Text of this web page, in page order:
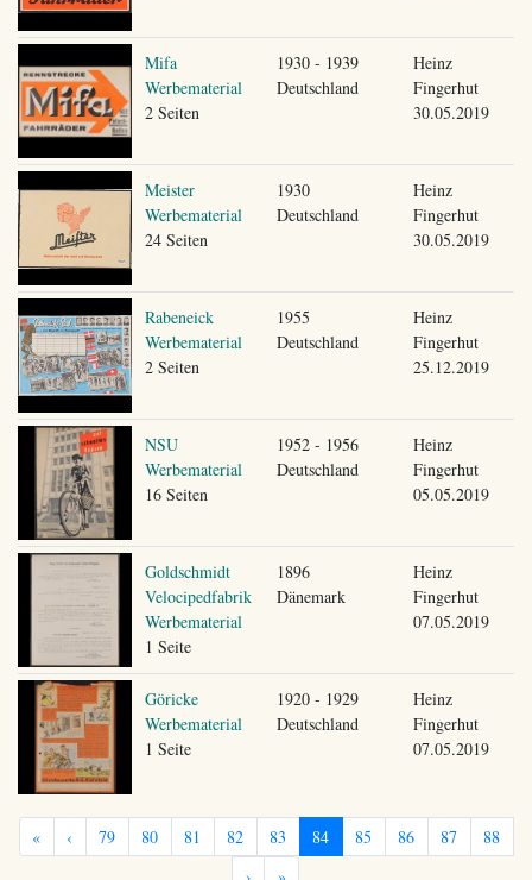
Mifa
Werbematerial
2 Seiten
1930 - 1939
Deutschland
Heinz
Fingerhut
30.05.2019
Meister
Werbematerial
24 Seiten
1930
Deutschland
Heinz
Fingerhut
30.05.2019
Rabeneick
Werbematerial
2 Seiten
1955
Deutschland
Heinz
Fingerhut
25.12.2019
NSU
Werbematerial
16 Seiten
1952 - 1956
Deutschland
Heinz
Fingerhut
05.05.2019
Goldschmidt
Velocipedfabrik
Werbematerial
1 Seite
1896
Dänemark
Heinz
Fingerhut
07.05.2019
Göricke
Werbematerial
1 Seite
1920 - 1929
Deutschland
Heinz
Fingerhut
07.05.2019
« ‹ 79 80 81 82 83 84 85 86 87
88
›
»